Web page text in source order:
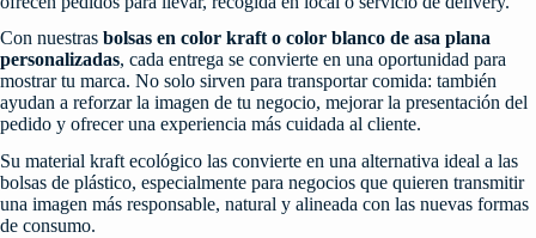
Con nuestras bolsas en color kraft o color blanco de asa plana
personalizadas, cada entrega se convierte en una oportunidad para
mostrar tu marca. No solo sirven para transportar comida: también
ayudan a reforzar la imagen de tu negocio, mejorar la presentación del
pedido y ofrecer una experiencia más cuidada al cliente.
Su material kraft ecológico las convierte en una alternativa ideal a las
bolsas de plástico, especialmente para negocios que quieren transmitir
una imagen más responsable, natural y alineada con las nuevas formas
de consumo.